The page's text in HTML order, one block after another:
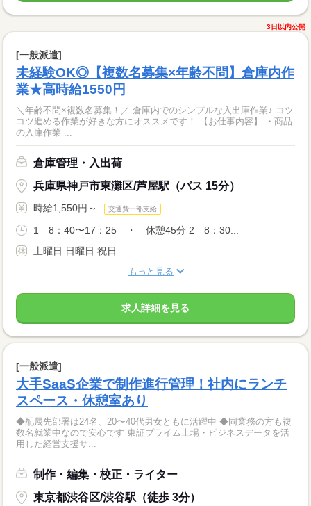
3日以内公開
[一般派遣]
未経験OK◎【複数名募集×年齢不問】倉庫内作
業★高時給1550円
＼年齢不問×複数名募集！／ 倉庫内でのシンプルな入出庫作業♪ コツ
コツ進める作業が好きな方にオススメです！ 【お仕事内容】 ・商品
の入庫作業 ...
倉庫管理・入出荷
兵庫県神戸市東灘区/芦屋駅（バス 15分）
時給1,550円～ 交通費一部支給
1 8：40〜17：25 ・ 休憩45分 2 8：30...
土曜日 日曜日 祝日
もっと見る
求人詳細を見る
[一般派遣]
大手SaaS企業で制作進行管理！社内にランチ
スペース・休憩室あり
◆配属先部署は24名、20〜40代男女ともに活躍中 ◆同業務の方も複
数名就業中なので安心です 東証プライム上場・ビジネスデータを活
用した経営支援サ...
制作・編集・校正・ライター
東京都渋谷区/渋谷駅（徒歩 3分）